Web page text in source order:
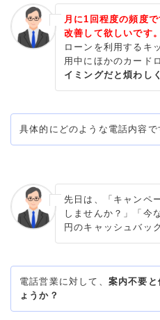
月に1回程度の頻度
改善して欲しいです。
ローンを利用するキ
用中にほかのカード
イミングだと煩わし
具体的にどのような電話内容で
先日は、「キャンペ
しませんか？」「今
円のキャッシュバッ
電話営業に対して、 案内不要と
ょうか？